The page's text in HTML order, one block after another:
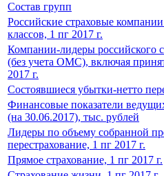
Состав групп
Российские страховые
классов, 1 пг 2017 г.
Компании-лидеры российского
(без учета ОМС), включая
2017 г.
Состоявшиеся убытки-нетто
Финансовые показатели
(на 30.06.2017), тыс. рублей
Лидеры по объему собранной
перестрахование, 1 пг 2017 г.
Прямое страхование, 1 пг 2017 г.